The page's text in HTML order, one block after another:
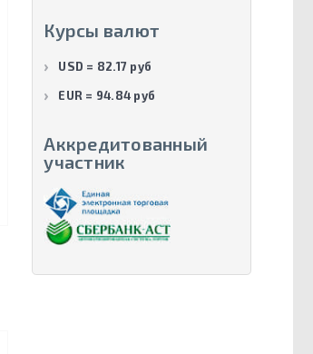
Курсы валют
USD = 82.17 руб
EUR = 94.84 руб
Аккредитованный
участник